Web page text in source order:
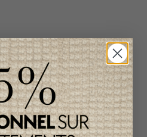
Couverture Pureté de
Bébé Unisexe
74,95$CA